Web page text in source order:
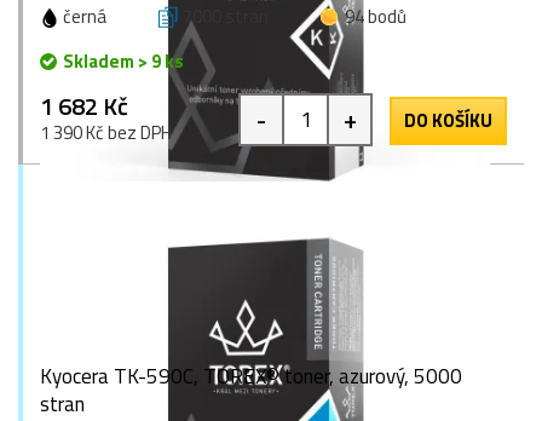
černá 7000 stran
94 bodů
Skladem > 9 ks
1 682 Kč
1 390 Kč bez DPH - + DO KOŠÍKU
Kyocera TK-590C, TOREX® toner, azurový, 5000
stran